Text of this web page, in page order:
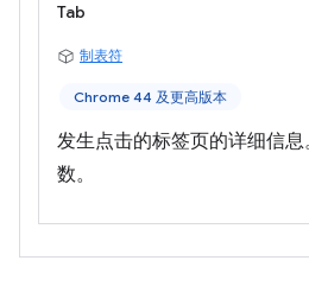
Tab
制表符
Chrome 44 及更高版本
发生点击的标签页的详细信
数。